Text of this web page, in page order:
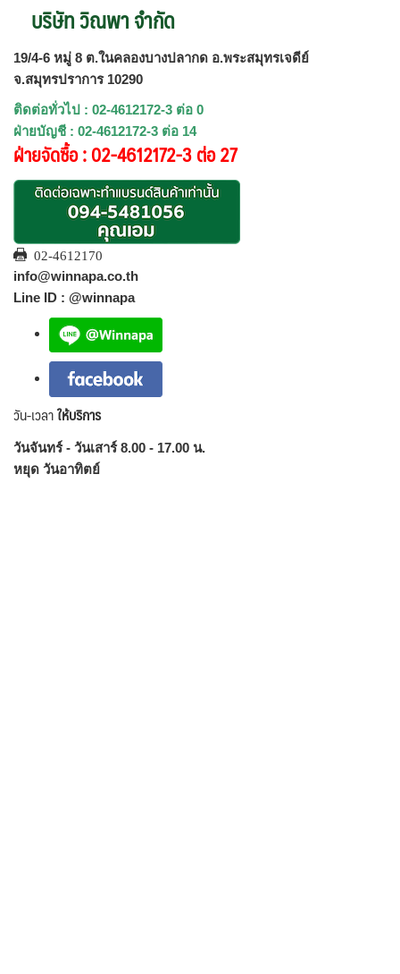
บริษัท วิณพา จำกัด
19/4-6 หมู่ 8 ต.ในคลองบางปลากด อ.พระสมุทรเจดีย์
จ.สมุทรปราการ 10290
ติดต่อทั่วไป : 02-4612172-3 ต่อ 0
ฝ่ายบัญชี : 02-4612172-3 ต่อ 14
ฝ่ายจัดซื้อ : 02-4612172-3 ต่อ 27
02-4612170
info@winnapa.co.th
Line ID : @winnapa
วัน-เวลาให้บริการ
วันจันทร์ - วันเสาร์ 8.00 - 17.00 น.
หยุด วันอาทิตย์